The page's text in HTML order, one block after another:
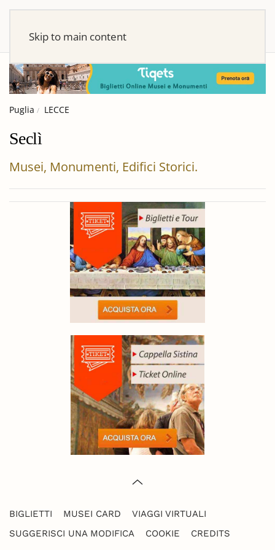
Skip to main content
Puglia LECCE
Seclì
Musei, Monumenti, Edifici Storici.
BIGLIETTI MUSEI CARD
VIAGGI VIRTUALI
SUGGERISCI UNA MODIFICA
COOKIE CREDITS